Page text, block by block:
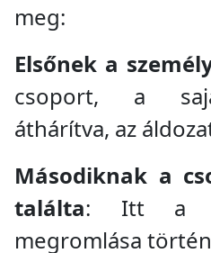
meg:
Elsőnek a
csoport, a
áthárítva, az
Másodiknak a
találta: Itt a
megromlása